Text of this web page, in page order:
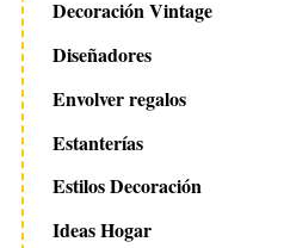
Decoración Vintage
Diseñadores
Envolver regalos
Estanterías
Estilos Decoración
Ideas Hogar